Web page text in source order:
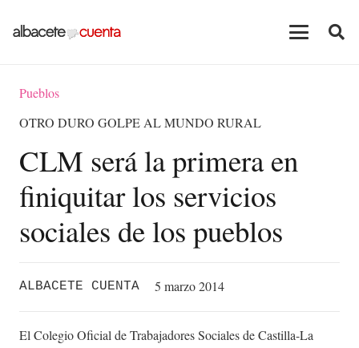
Pueblos
OTRO DURO GOLPE AL MUNDO RURAL
CLM será la primera en
finiquitar los servicios
sociales de los pueblos
ALBACETE CUENTA 5 marzo 2014
El Colegio Oficial de Trabajadores Sociales de Castilla-La